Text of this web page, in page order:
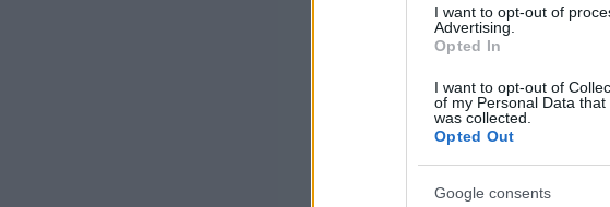
I want to opt-out of
Advertising.
Opted In
I want to opt-out of
of my Personal Data
was collected.
Opted Out
Google consents